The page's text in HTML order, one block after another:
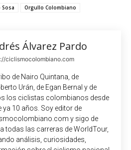
Sosa
Orgullo Colombiano
Álvarez Pardo
ciclismocolombiano.com
de Nairo Quintana, de
Urán, de Egan Bernal y de
los ciclistas colombianos desde
ya 10 años. Soy editor de
y sigo de
todas las carreras de WorldTour,
análisis, curiosidades,